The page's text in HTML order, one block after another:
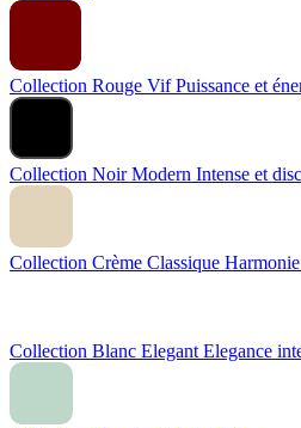
Collection Rouge Vif Puissance et
Collection Noir Modern Intense et
Collection Crème Classique
Collection Blanc Elegant Elegance